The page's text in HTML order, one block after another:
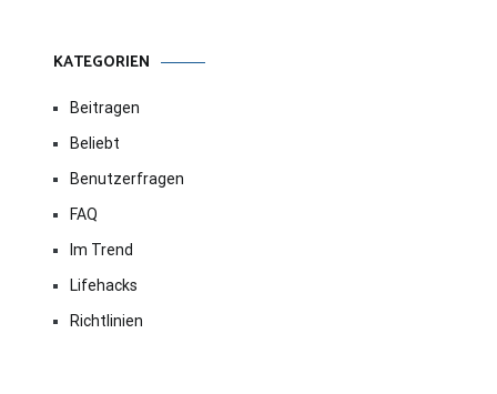
KATEGORIEN
Beitragen
Beliebt
Benutzerfragen
FAQ
Im Trend
Lifehacks
Richtlinien